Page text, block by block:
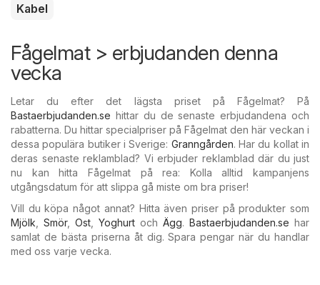
Kabel
Fågelmat > erbjudanden denna
vecka
Letar du efter det lägsta priset på Fågelmat? På
Bastaerbjudanden.se hittar du de senaste erbjudandena och
rabatterna. Du hittar specialpriser på Fågelmat den här veckan i
dessa populära butiker i Sverige: Granngården. Har du kollat in
deras senaste reklamblad? Vi erbjuder reklamblad där du just
nu kan hitta Fågelmat på rea: Kolla alltid kampanjens
utgångsdatum för att slippa gå miste om bra priser!
Vill du köpa något annat? Hitta även priser på produkter som
Mjölk
Smör, Ost Yoghurt och Ägg. Bastaerbjudanden.se har
samlat de bästa priserna åt dig. Spara pengar när du handlar
med oss varje vecka.